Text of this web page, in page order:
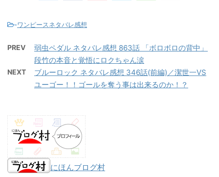
-ワンピースネタバレ感想
PREV
弱虫ペダル ネタバレ感想 863話 「ボロボロの背中」
段竹の本音と覚悟にロクちゃん涙
NEXT
ブルーロック ネタバレ感想 346話(前編)／潔世一VS
ユーゴー！！ゴールを奪う事は出来るのか！？
にほんブログ村